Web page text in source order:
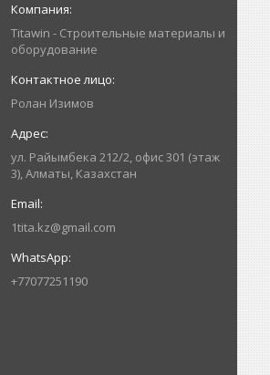
Titawin - Строительные материалы и
оборудование
Ролан Изимов
ул. Райымбека 212/2, офис 301 (этаж
3), Алматы, Казахстан
1tita.kz@gmail.com
+77077251190